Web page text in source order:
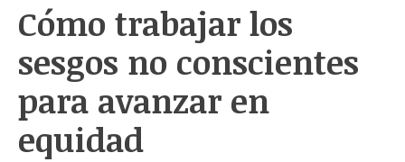
Cómo trabajar los
sesgos no conscientes
para avanzar en
equidad